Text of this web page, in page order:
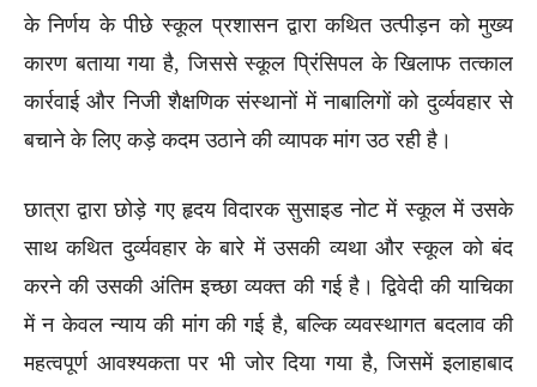
के निर्णय के पीछे स्कूल प्रशासन द्वारा कथित उत्पीड़न को मुख्य
कारण बताया गया है, जिससे स्कूल प्रिंसिपल के खिलाफ तत्काल
कार्रवाई और निजी शैक्षणिक संस्थानों में नाबालिगों को दुर्व्यवहार से
बचाने के लिए कड़े कदम उठाने की व्यापक मांग उठ रही है।
छात्रा द्वारा छोड़े गए हृदय विदारक सुसाइड नोट में स्कूल में उसके
साथ कथित दुर्व्यवहार के बारे में उसकी व्यथा और स्कूल को बंद
करने की उसकी अंतिम इच्छा व्यक्त की गई है। द्विवेदी की याचिका
में न केवल न्याय की मांग की गई है, बल्कि व्यवस्थागत बदलाव की
महत्वपूर्ण आवश्यकता पर भी जोर दिया गया है, जिसमें इलाहाबाद